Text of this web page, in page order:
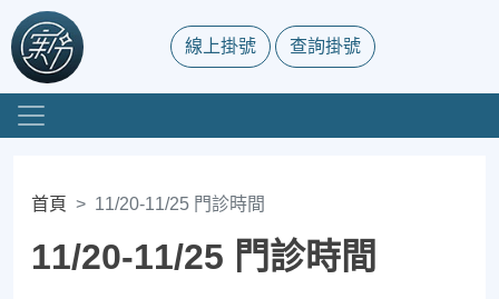
線上掛號 查詢掛號
首頁 11/20-11/25 門診時間
11/20-11/25 門診時間